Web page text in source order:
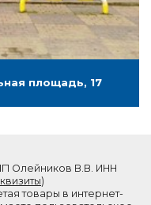
площадь, 17
Олейников В.В. ИНН
)
товары в интернет-